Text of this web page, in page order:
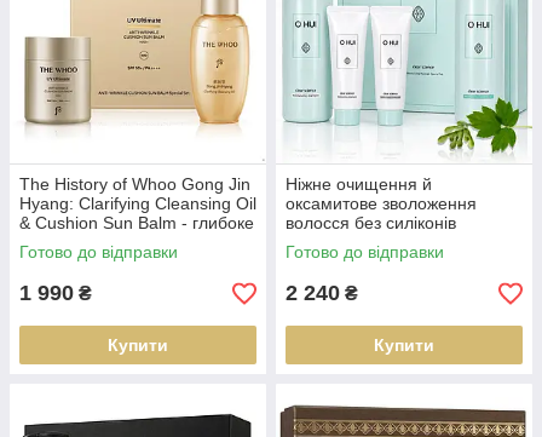
The History of Whoo Gong Jin
Hyang: Clarifying Cleansing Oil
& Cushion Sun Balm - глибоке
очищення та захист від сонця
Готово до відправки
1 990 ₴
Купити
Ніжне очищення й
оксамитове зволоження
волосся без силіконів
шампунь + кондиціонер O
HUI Clear Science Hair Care
Готово до відправки
2 240 ₴
Купити